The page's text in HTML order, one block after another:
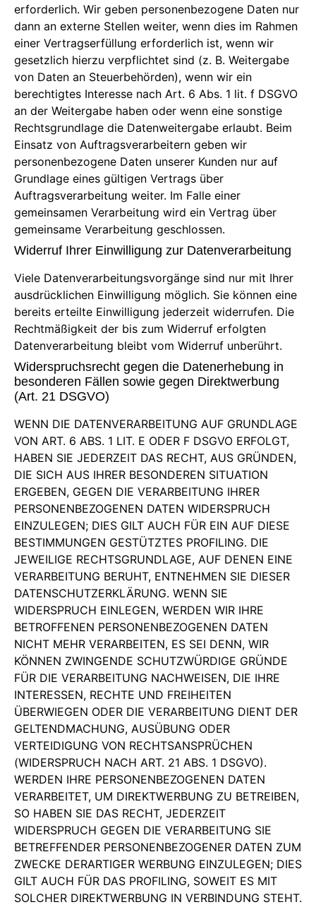
erforderlich. Wir geben personenbezogene Daten nur
dann an externe Stellen weiter, wenn dies im Rahmen
einer Vertragserfüllung erforderlich ist, wenn wir
gesetzlich hierzu verpflichtet sind (z. B. Weitergabe
von Daten an Steuerbehörden), wenn wir ein
berechtigtes Interesse nach Art. 6 Abs. 1 lit. f DSGVO
an der Weitergabe haben oder wenn eine sonstige
Rechtsgrundlage die Datenweitergabe erlaubt. Beim
Einsatz von Auftragsverarbeitern geben wir
personenbezogene Daten unserer Kunden nur auf
Grundlage eines gültigen Vertrags über
Auftragsverarbeitung weiter. Im Falle einer
gemeinsamen Verarbeitung wird ein Vertrag über
gemeinsame Verarbeitung geschlossen.
Widerruf Ihrer Einwilligung zur Datenverarbeitung
Viele Datenverarbeitungsvorgänge sind nur mit Ihrer
ausdrücklichen Einwilligung möglich. Sie können eine
bereits erteilte Einwilligung jederzeit widerrufen. Die
Rechtmäßigkeit der bis zum Widerruf erfolgten
Datenverarbeitung bleibt vom Widerruf unberührt.
Widerspruchsrecht gegen die Datenerhebung in
besonderen Fällen sowie gegen Direktwerbung
(Art. 21 DSGVO)
WENN DIE DATENVERARBEITUNG AUF GRUNDLAGE
VON ART. 6 ABS. 1 LIT. E ODER F DSGVO ERFOLGT,
HABEN SIE JEDERZEIT DAS RECHT, AUS GRÜNDEN,
DIE SICH AUS IHRER BESONDEREN SITUATION
ERGEBEN, GEGEN DIE VERARBEITUNG IHRER
PERSONENBEZOGENEN DATEN WIDERSPRUCH
EINZULEGEN; DIES GILT AUCH FÜR EIN AUF DIESE
BESTIMMUNGEN GESTÜTZTES PROFILING. DIE
JEWEILIGE RECHTSGRUNDLAGE, AUF DENEN EINE
VERARBEITUNG BERUHT, ENTNEHMEN SIE DIESER
DATENSCHUTZERKLÄRUNG. WENN SIE
WIDERSPRUCH EINLEGEN, WERDEN WIR IHRE
BETROFFENEN PERSONENBEZOGENEN DATEN
NICHT MEHR VERARBEITEN, ES SEI DENN, WIR
KÖNNEN ZWINGENDE SCHUTZWÜRDIGE GRÜNDE
FÜR DIE VERARBEITUNG NACHWEISEN, DIE IHRE
INTERESSEN, RECHTE UND FREIHEITEN
ÜBERWIEGEN ODER DIE VERARBEITUNG DIENT DER
GELTENDMACHUNG, AUSÜBUNG ODER
VERTEIDIGUNG VON RECHTSANSPRÜCHEN
(WIDERSPRUCH NACH ART. 21 ABS. 1 DSGVO).
WERDEN IHRE PERSONENBEZOGENEN DATEN
VERARBEITET, UM DIREKTWERBUNG ZU BETREIBEN,
SO HABEN SIE DAS RECHT, JEDERZEIT
WIDERSPRUCH GEGEN DIE VERARBEITUNG SIE
BETREFFENDER PERSONENBEZOGENER DATEN ZUM
ZWECKE DERARTIGER WERBUNG EINZULEGEN; DIES
GILT AUCH FÜR DAS PROFILING, SOWEIT ES MIT
SOLCHER DIREKTWERBUNG IN VERBINDUNG STEHT.